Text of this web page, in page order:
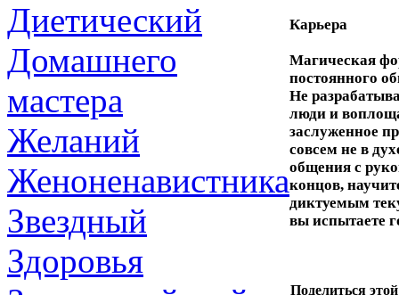
Диетический
Домашнего
мастера
Желаний
Женоненавистника
Звездный
Здоровья
Карьера
Магическая
постоянного
Не
люди и
заслуженное
совсем не в
общения с
концов,
диктуемым
вы испытаете
Поделиться этой